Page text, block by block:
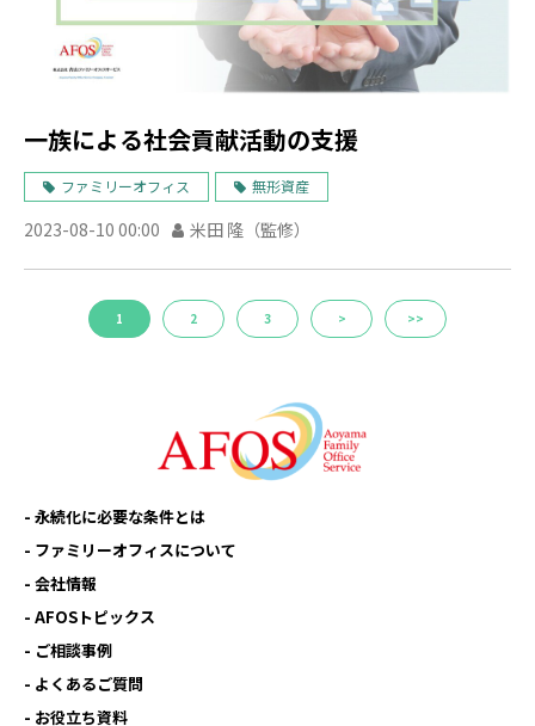
一族による社会貢献活動の支援
ファミリーオフィス 無形資産
2023-08-10 00:00 米田 隆（監修）
1 2 3 > >>
永続化に必要な条件とは
ファミリーオフィスについて
会社情報
AFOSトピックス
ご相談事例
よくあるご質問
お役立ち資料